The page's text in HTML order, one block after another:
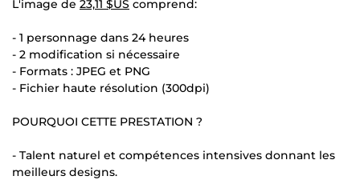
L'image de 23,11 $US comprend:
- 1 personnage dans 24 heures
- 2 modification si nécessaire
- Formats : JPEG et PNG
- Fichier haute résolution (300dpi)
POURQUOI CETTE PRESTATION ?
- Talent naturel et compétences intensives donnant les
meilleurs designs.